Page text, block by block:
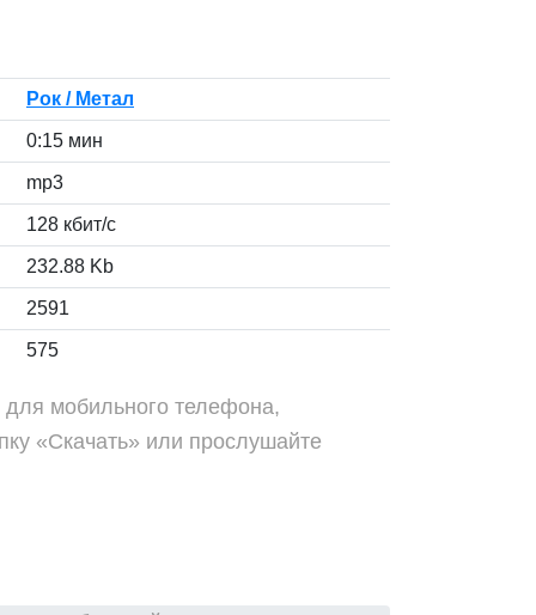
Рок / Метал
0:15 мин
mp3
128 кбит/с
232.88 Kb
2591
575
для мобильного телефона,
«Скачать» или прослушайте